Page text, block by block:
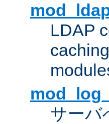
LDAP
サーバ